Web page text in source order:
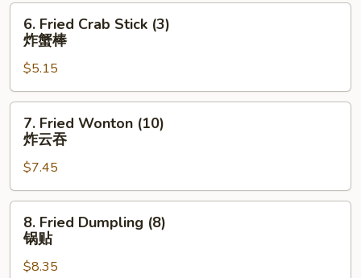
指
Fried
Crab
Stick
(3)
炸
6. Fried Crab Stick (3)
炸蟹棒
$5.15
Fried
Wonton
(10)
炸
云
7. Fried Wonton (10)
炸云吞
$7.45
Fried
Dumpling
(8)
8. Fried Dumpling (8)
锅贴
$8.35